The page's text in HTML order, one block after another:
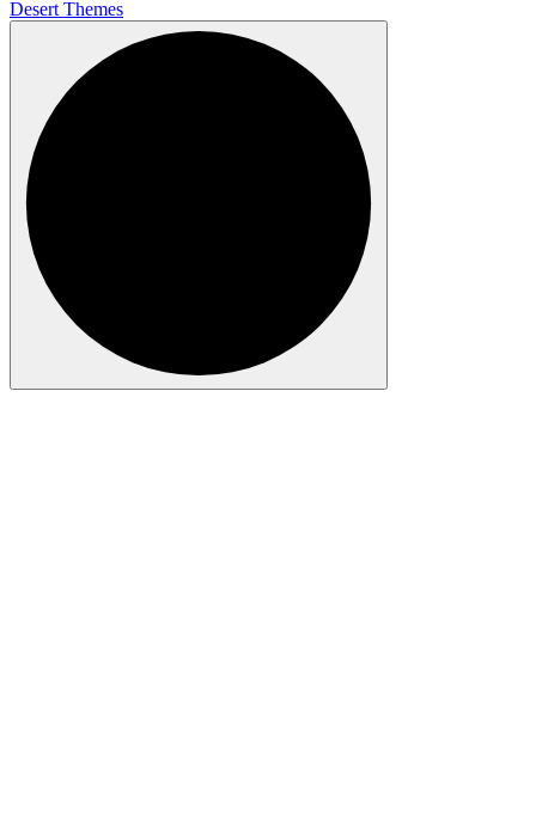
Desert Themes